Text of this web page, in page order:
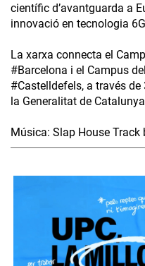
científic d’avantguarda a
innovació en tecnologia
La xarxa connecta el
#Barcelona i el Campus
#Castelldefels, a través
la Generalitat de
Música: Slap House